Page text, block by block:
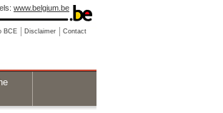
www.belgium.be
BCE Disclaimer Contact